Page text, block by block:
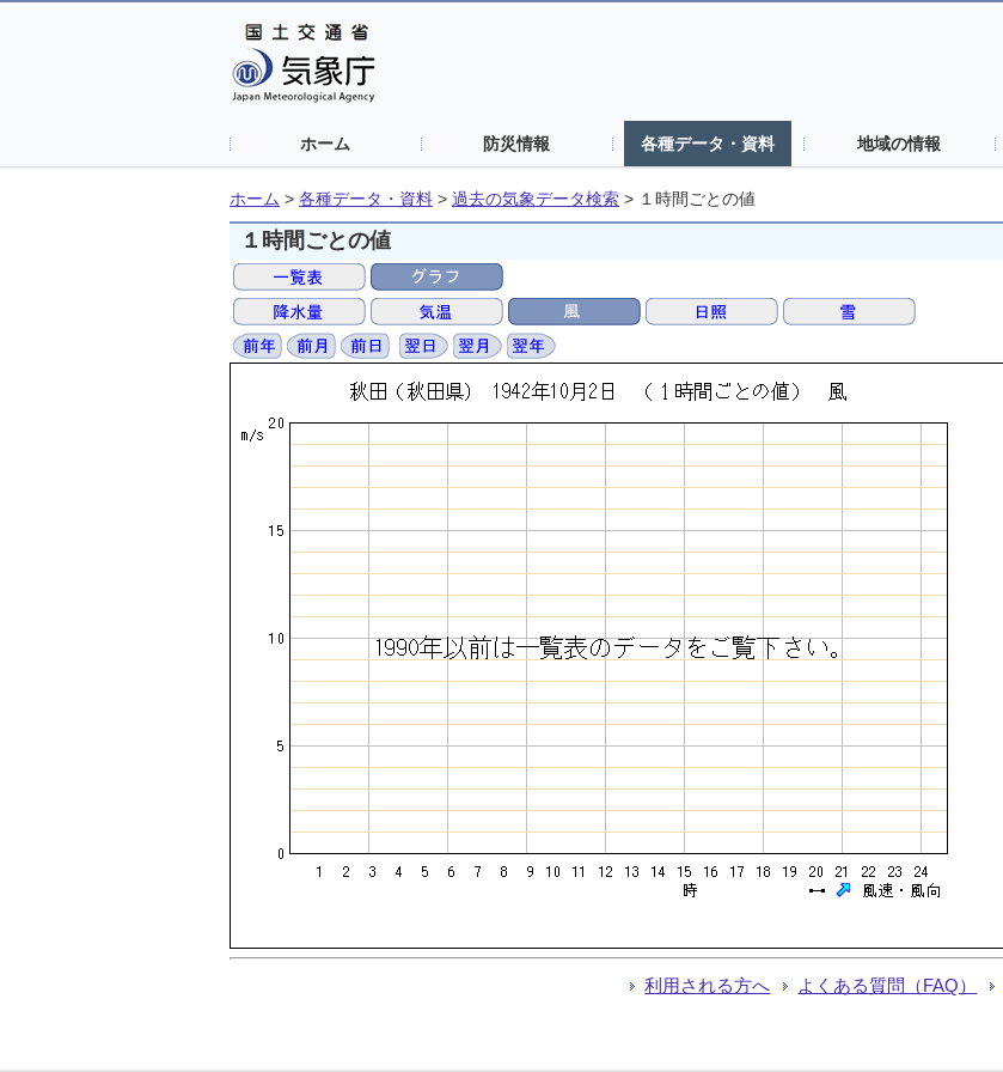
ホーム 防災情報 各種データ・資料 地域の情報
ホーム > 各種データ・資料 > 過去の気象データ検索 > １時間ごとの値
１時間ごとの値
利用される方へ よくある質問（FAQ）